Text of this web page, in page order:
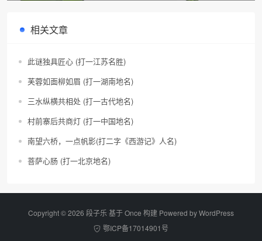
相关文章
此谜独具匠心 (打一江苏名胜)
芙蓉如面柳如眉 (打一湖南地名)
三水纵横共相处 (打一古代地名)
村前寨后共商灯 (打一中国地名)
南望六桥，一点帆影(打二字《西游记》人名)
菩萨心肠 (打一北京地名)
Copyright © 2026 段子乐 基于 Once 构建 Powered byWordPress
鄂ICP备17014901号